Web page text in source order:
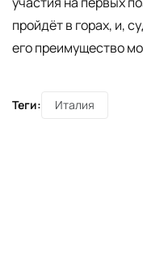
пройдёт в горах, и,
его преимущество
Теги: Италия